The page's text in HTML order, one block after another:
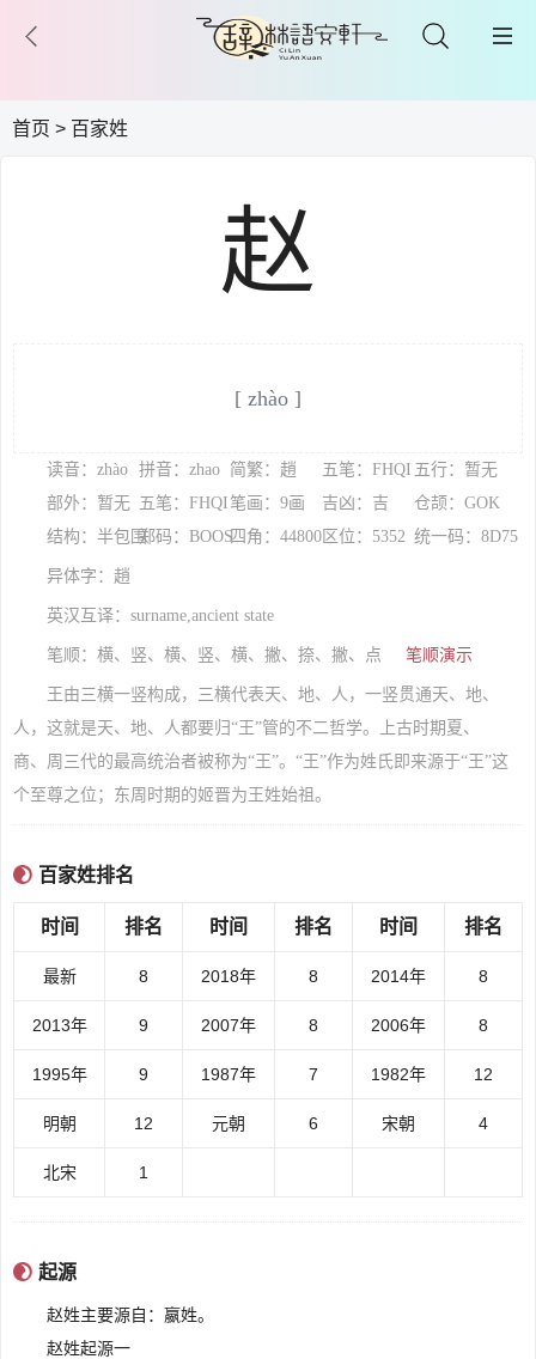
首页 > 百家姓
赵
[ zhào ]
读音：zhào 拼音：zhao 简繁：趙 五笔：FHQI 五行：暂无
部外：暂无 五笔：FHQI 笔画：9画 吉凶：吉
仓颉：GOK
结构：半包围郑码：BOOS四角：44800 区位：5352 统一码：8D75
异体字：趙
英汉互译：surname,ancient state
笔顺：横、竖、横、竖、横、撇、捺、撇、点 笔顺演示
王由三横一竖构成，三横代表天、地、人，一竖贯通天、地、
人，这就是天、地、人都要归“王”管的不二哲学。上古时期夏、
商、周三代的最高统治者被称为“王”。“王”作为姓氏即来源于“王”这
个至尊之位；东周时期的姬晋为王姓始祖。
百家姓排名
时间 排名 时间 排名 时间 排名
最新 8 2018年 8 2014年 8
2013年 9 2007年 8 2006年 8
1995年 9 1987年 7 1982年 12
明朝 12 元朝 6 宋朝 4
北宋 1
起源
赵姓主要源自：嬴姓。
赵姓起源一